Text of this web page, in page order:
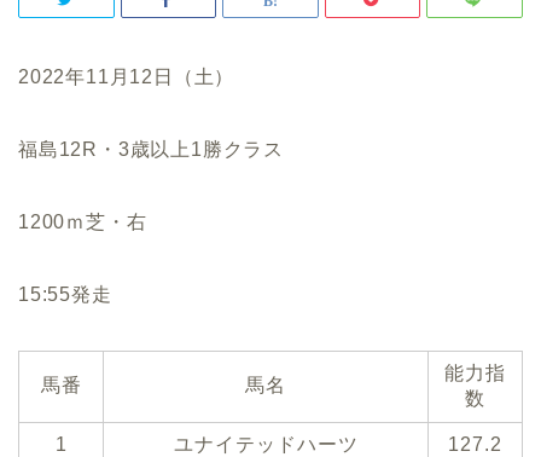
2022年11月12日（土）
福島12R・3歳以上1勝クラス
1200ｍ芝・右
15:55発走
馬番 馬名
能力指
数
1 ユナイテッドハーツ 127.2